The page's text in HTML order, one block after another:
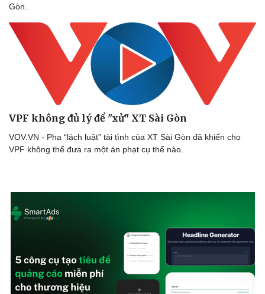
Sức khỏe
Dinh dưỡng - món ngon
Cây thuốc
Sản phụ khoa
Nhi khoa
Làm đẹp - giảm cân
Phòng mạch online
Ăn sạch sống khỏe
Đời sống
Nhà đẹp
Blog
Tình yêu - Gia đình
Gòn.
VPF không đủ lý để "xử" XT Sài Gòn
VOV.VN - Pha “lách luật” tài tình của XT Sài Gòn đã khiến cho
VPF không thể đưa ra một án phạt cụ thể nào.